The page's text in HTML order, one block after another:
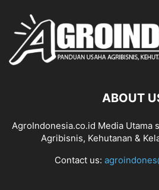
ABOUT
AgroIndonesia.co.id Media Utama
Agribisnis, Kehutanan &
Contact us: